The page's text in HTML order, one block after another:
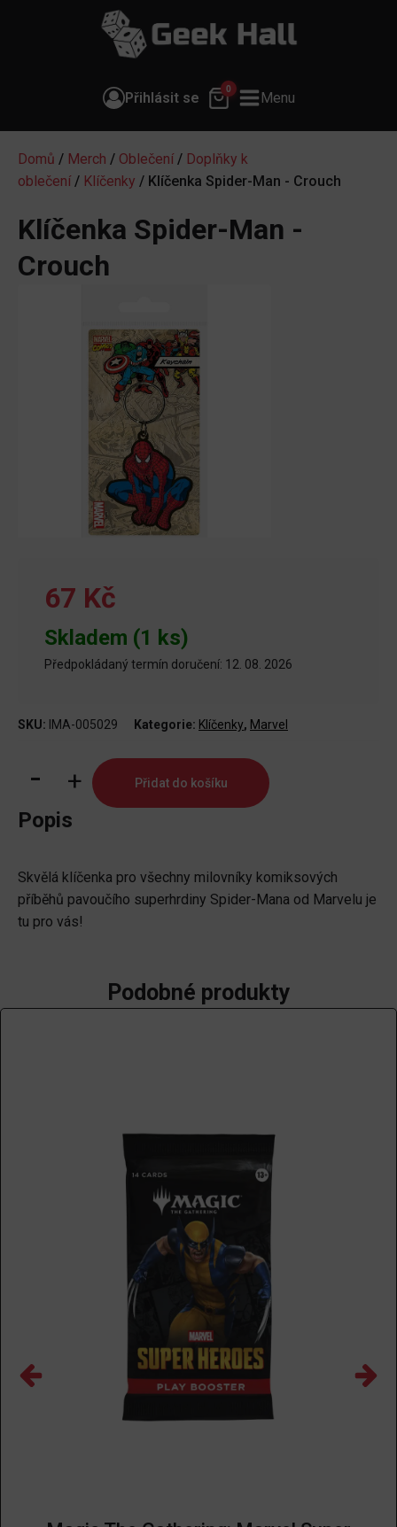
Přihlásit se
0
Menu
Domů / Merch / Oblečení / Doplňky k
oblečení / Klíčenky / Klíčenka Spider-Man - Crouch
Klíčenka Spider-Man -
Crouch
67 Kč
Skladem (1 ks)
Předpokládaný termín doručení: 12. 08. 2026
SKU: IMA-005029 Kategorie: Klíčenky, Marvel
Klíčenka
Spider-
Man
množství
Přidat do košíku
Popis
Skvělá klíčenka pro všechny milovníky komiksových
příběhů pavoučího superhrdiny Spider-Mana od Marvelu je
tu pro vás!
Podobné produkty